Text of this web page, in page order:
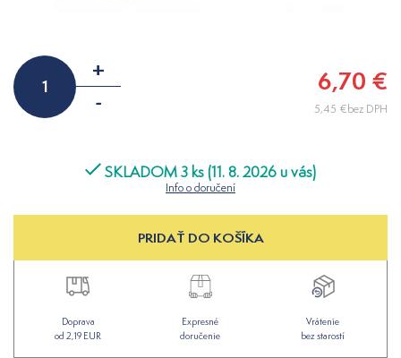
+
-
6,70 €
5,45 €bez DPH
SKLADOM 3 ks (11. 8. 2026 u vás)
Info o doručení
PRIDAŤ DO KOŠÍKA
Doprava
od 2,19 EUR
Expresné
doručenie
Vrátenie
bez starostí